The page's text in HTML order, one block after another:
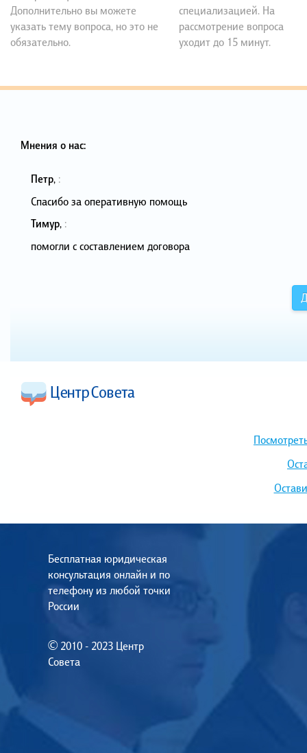
Дополнительно вы можете
указать тему вопроса, но это не
обязательно.
специализацией. На
рассмотрение вопроса
уходит до 15 минут.
Мнения о нас:
Петр, :
Спасибо за оперативную помощь
Тимур, :
помогли с составлением договора
Бесплатная юридическая
консультация онлайн и по
телефону из любой точки
России
© 2010 - 2023 Центр
Совета